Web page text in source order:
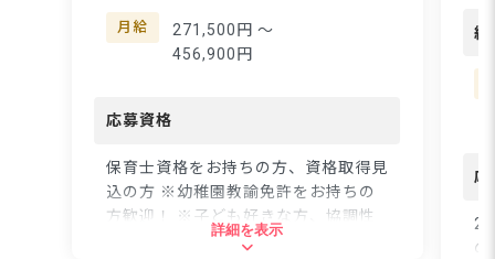
豊かな体験を通じて子ど
もたちの感性を育んでい
ます♪ "自分が大好き"と
目標のもと、一人ひとり
とした環境で、子どもた
ちの「やってみたい！」
という気持ちを大切にし
月給
271,500円 〜
456,900円
応募資格
保育士資格をお持ちの方、資格取得見
込の方 ※幼稚園教諭免許をお持ちの
方歓迎！ ※子ども好きな方、協調性
のある方、園の理念に共感できる方、
詳細を表示
る
格
7
応
な
場
給
応
の